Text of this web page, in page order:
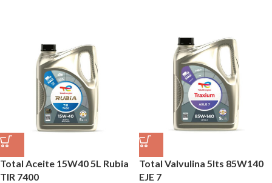
Total Aceite 15W40 5L Rubia
TIR 7400
Total Valvulina 5lts 85W140
EJE 7